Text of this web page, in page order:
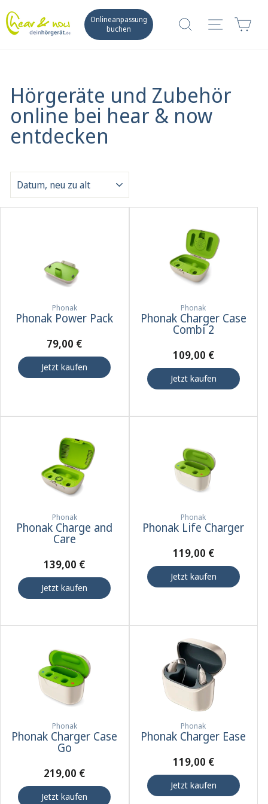
zum
Inhalt
Onlineanpassung
buchen
Suche
Hörgeräte und Zubehör
online bei hear & now
entdecken
Phonak
Phonak Power Pack
79,00 €
Jetzt kaufen
Phonak
Phonak Charger Case
Combi 2
109,00 €
Jetzt kaufen
Phonak
Phonak Charge and
Care
139,00 €
Jetzt kaufen
Phonak
Phonak Life Charger
119,00 €
Jetzt kaufen
Phonak
Phonak Charger Case
Go
219,00 €
Jetzt kaufen
Phonak
Phonak Charger Ease
119,00 €
Jetzt kaufen